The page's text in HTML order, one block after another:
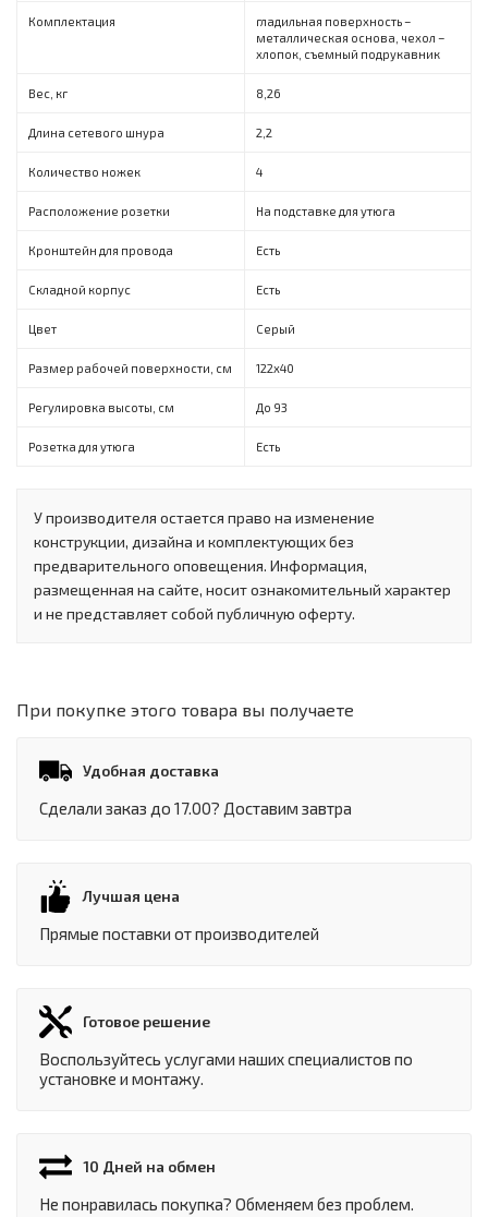
Комплектация
гладильная поверхность –
металлическая основа, чехол –
хлопок, съемный подрукавник
Вес, кг 8,26
Длина сетевого шнура 2,2
Количество ножек 4
Расположение розетки На подставке для утюга
Кронштейн для провода Есть
Складной корпус Есть
Цвет Серый
Размер рабочей поверхности, см 122х40
Регулировка высоты, см До 93
Розетка для утюга Есть
У производителя остается право на изменение
конструкции, дизайна и комплектующих без
предварительного оповещения. Информация,
размещенная на сайте, носит ознакомительный характер
и не представляет собой публичную оферту.
При покупке этого товара вы получаете
Удобная доставка
Сделали заказ до 17.00? Доставим завтра
Лучшая цена
Прямые поставки от производителей
Готовое решение
Воспользуйтесь услугами наших специалистов по
установке и монтажу.
10 Дней на обмен
Не понравилась покупка? Обменяем без проблем.